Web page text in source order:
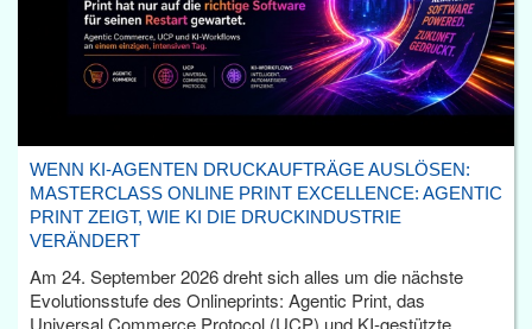
WENN KI-AGENTEN DRUCKAUFTRÄGE AUSLÖSEN:
MASTERCLASS ONLINE PRINT EXCELLENCE: AGENTIC
PRINT ZEIGT, WIE KI DIE DRUCKINDUSTRIE
VERÄNDERT
Am 24. September 2026 dreht sich alles um die nächste
Evolutionsstufe des Onlineprints: Agentic Print, das